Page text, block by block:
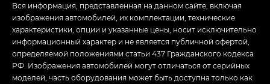
Вся информация, представленная на данном сайте, включая
изображения автомобилей, их комплектации, технические
характеристики, опции и указанные цены, носит исключительно
информационный характер и не является публичной офертой,
определяемой положениями статьи 437 Гражданского кодекса
РФ. Изображения автомобилей могут отличаться от серийных
моделей, часть оборудования может быть доступна только как